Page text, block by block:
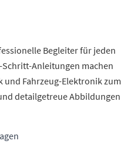
Begleiter für jeden
Anleitungen machen
und Fahrzeug-Elektronik zum
detailgetreue Abbildungen